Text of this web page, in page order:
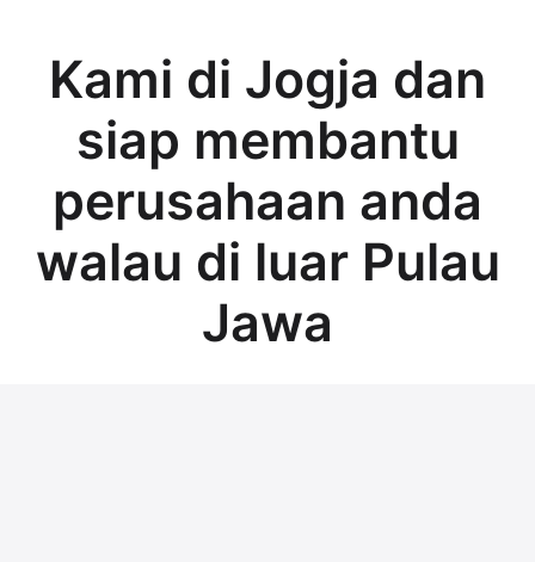
Kami di Jogja dan
siap membantu
perusahaan anda
walau di luar Pulau
Jawa